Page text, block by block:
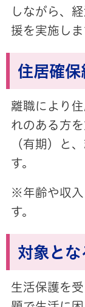
しながら、
援を実施しま
住居確保
離職により
れのある方
（有期）と
す。
※年齢や収入
す。
対象とな
生活保護を